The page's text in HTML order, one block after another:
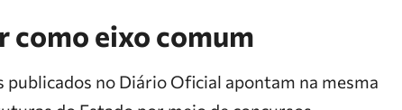
como eixo comum
no Diário Oficial apontam na mesma